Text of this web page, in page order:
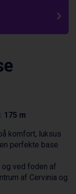
175 m
komfort, luksus
perfekte base
ved foden af
af Cervinia og